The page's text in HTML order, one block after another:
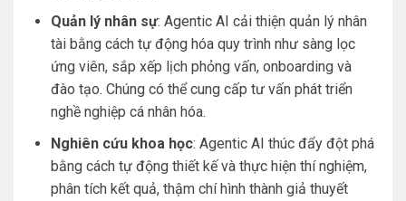
Quản lý nhân sự: Agentic AI cải thiện quản lý nhân
tài bằng cách tự động hóa quy trình như sàng lọc
ứng viên, sắp xếp lịch phỏng vấn, onboarding và
đào tạo. Chúng có thể cung cấp tư vấn phát triển
nghề nghiệp cá nhân hóa.
Nghiên cứu khoa học: Agentic AI thúc đẩy đột phá
bằng cách tự động thiết kế và thực hiện thí nghiệm,
phân tích kết quả, thậm chí hình thành giả thuyết